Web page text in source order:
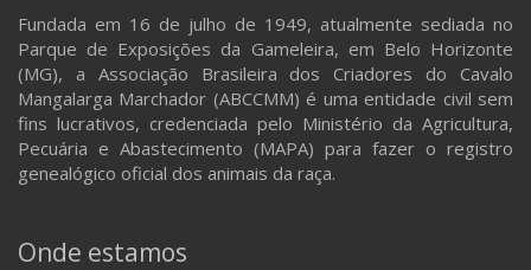
Fundada em 16 de julho de 1949, atualmente sediada no
Parque de Exposições da Gameleira, em Belo Horizonte
(MG), a Associação Brasileira dos Criadores do Cavalo
Mangalarga Marchador (ABCCMM) é uma entidade civil sem
fins lucrativos, credenciada pelo Ministério da Agricultura,
Pecuária e Abastecimento (MAPA) para fazer o registro
genealógico oficial dos animais da raça.
Onde estamos